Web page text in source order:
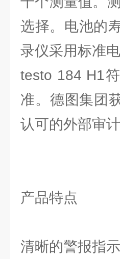
选择。电池的
录仪采用标准
testo 184 H1
准。德图集团
认可的外部审
产品特点
清晰的警报指示